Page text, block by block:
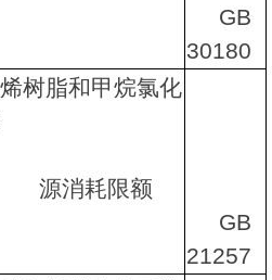
GB
30180
树脂和甲烷氯化
产品能
限额
GB
21257